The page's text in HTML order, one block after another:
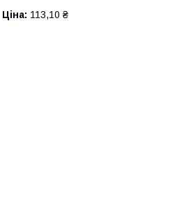
Ціна: 113,10 ₴